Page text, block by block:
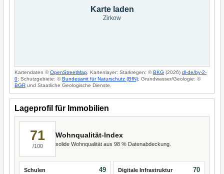
Karte laden
Zirkow
Kartendaten ©OpenStreetMap . Kartenlayer: Starkregen: ©BKG (2026) dl-de/by-2-
0; Schutzgebiete: ©Bundesamt für Naturschutz (BfN); Grundwasser/Geologie: ©
BGR und Staatliche Geologische Dienste.
Lageprofil für Immobilien
71
/100
Wohnqualität-Index
solide Wohnqualität aus 98 % Datenabdeckung.
Schulen 49 Digitale Infrastruktur 70